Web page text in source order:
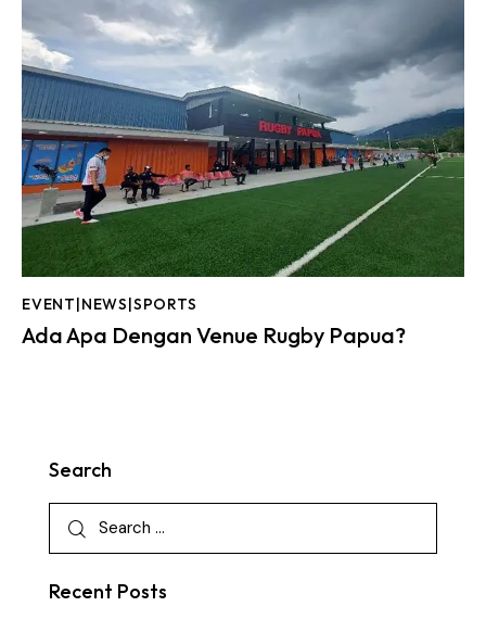
EVENT|NEWS|SPORTS
Ada Apa Dengan Venue Rugby Papua?
Search
Recent Posts